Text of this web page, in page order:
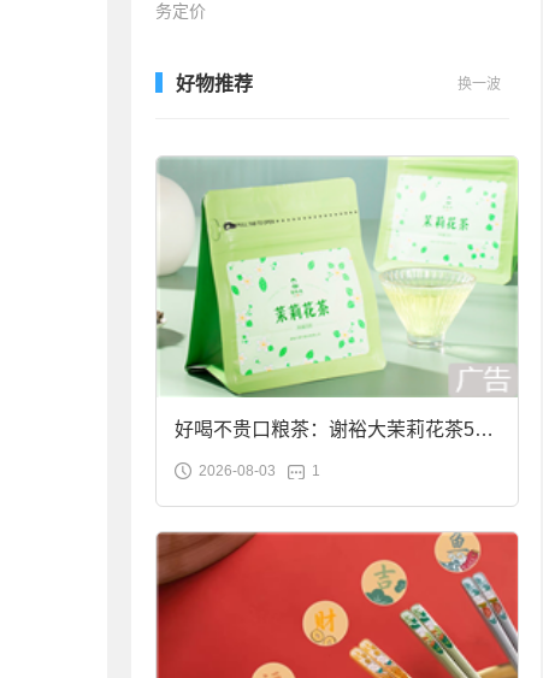
务定价
好物推荐 换一波
好喝不贵口粮茶：谢裕大茉莉花茶50g
袋装9.9元到手
2026-08-03 1